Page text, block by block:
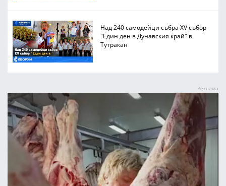
Над 240 самодейци събра XV събор
"Един ден в Дунавския край" в
Тутракан